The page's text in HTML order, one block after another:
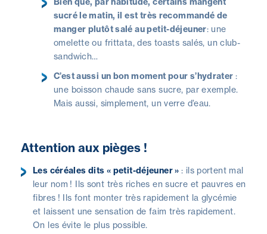
sucré le matin, il est très recommandé de
manger plutôt salé au petit-déjeuner: une
omelette ou frittata, des toasts salés, un club-
sandwich…
C’est aussi un bon moment pour s’hydrater :
une boisson chaude sans sucre, par exemple.
Mais aussi, simplement, un verre d’eau.
Attention aux pièges !
Les céréales dits « petit-déjeuner »: ils portent mal
leur nom ! Ils sont très riches en sucre et pauvres en
fibres ! Ils font monter très rapidement la glycémie
et laissent une sensation de faim très rapidement.
On les évite le plus possible.